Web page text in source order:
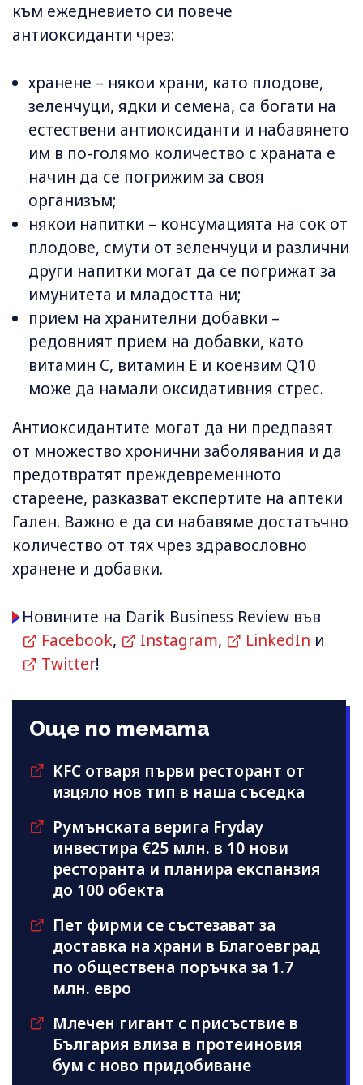
към ежедневието си повече
антиоксиданти чрез:
хранене – някои храни, като плодове,
зеленчуци, ядки и семена, са богати на
естествени антиоксиданти и набавянето
им в по-голямо количество с храната е
начин да се погрижим за своя
организъм;
някои напитки – консумацията на сок от
плодове, смути от зеленчуци и различни
други напитки могат да се погрижат за
имунитета и младостта ни;
прием на хранителни добавки –
редовният прием на добавки, като
витамин C, витамин E и коензим Q10
може да намали оксидативния стрес.
Антиоксидантите могат да ни предпазят
от множество хронични заболявания и да
предотвратят преждевременното
стареене, разказват експертите на аптеки
Гален. Важно е да си набавяме достатъчно
количество от тях чрез здравословно
хранене и добавки.
Новините на Darik Business Review във
Facebook, Instagram, LinkedIn и
Twitter!
Още по темата
KFC отваря първи ресторант от
изцяло нов тип в наша съседка
Румънската верига Fryday
инвестира €25 млн. в 10 нови
ресторанта и планира експанзия
до 100 обекта
Пет фирми се състезават за
доставка на храни в Благоевград
по обществена поръчка за 1.7
млн. евро
Млечен гигант с присъствие в
България влиза в протеиновия
бум с ново придобиване